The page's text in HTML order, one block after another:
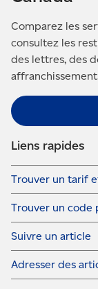
Comparez les
consultez les
des lettres, des
Liens rapides
Trouver un tarif
Trouver un code
Suivre un article
Adresser des